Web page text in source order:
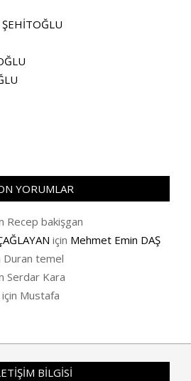
YORUMLAR
Recep bakişgan
için Mehmet Emin DAŞ
Duran temel
Serdar Kara
için Mustafa
BİLGİSİ